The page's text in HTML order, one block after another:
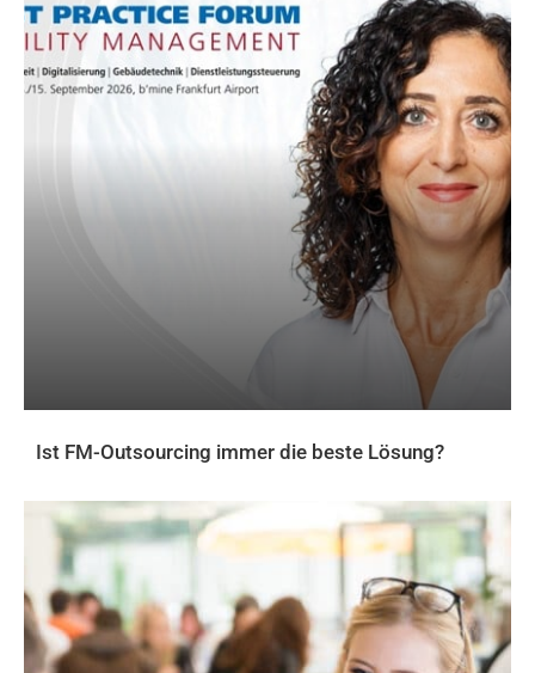
Ist FM-Outsourcing immer die beste Lösung?